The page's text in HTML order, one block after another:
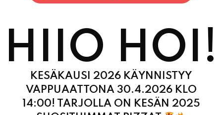
HIIO HOI!
KESÄKAUSI 2026 KÄYNNISTYY
VAPPUAATTONA 30.4.2026 KLO
14:00! TARJOLLA ON KESÄN 2025